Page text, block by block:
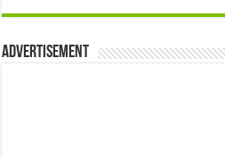
Advertisement